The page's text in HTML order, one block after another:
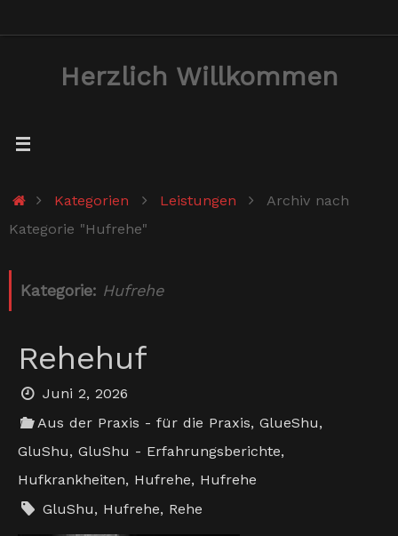
Herzlich Willkommen
StartKategorien Leistungen
Archiv nach
Kategorie "Hufrehe"
Kategorie: Hufrehe
Rehehuf
Juni 2, 2026
Aus der Praxis - für die Praxis,GlueShu,
GluShu, GluShu - Erfahrungsberichte,
Hufkrankheiten, Hufrehe, Hufrehe
GluShu, Hufrehe, Rehe